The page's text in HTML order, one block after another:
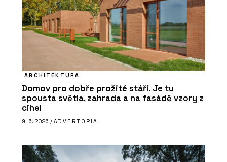
ARCHITEKTURA
Domov pro dobře prožité stáří. Je tu
spousta světla, zahrada a na fasádě vzory z
cihel
9. 6. 2026 / ADVERTORIAL